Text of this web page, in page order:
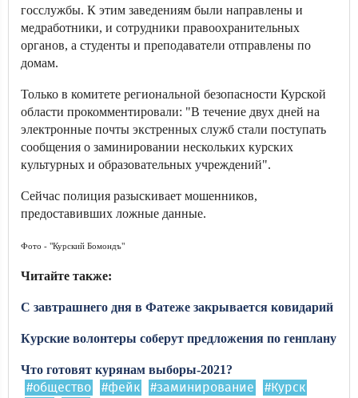
госслужбы. К этим заведениям были направлены и
медработники, и сотрудники правоохранительных
органов, а студенты и преподаватели отправлены по
домам.
Только в комитете региональной безопасности Курской
области прокомментировали: "В течение двух дней на
электронные почты экстренных служб стали поступать
сообщения о заминировании нескольких курских
культурных и образовательных учреждений".
Сейчас полиция разыскивает мошенников,
предоставивших ложные данные.
Фото - "Курский Бомондъ"
Читайте также:
С завтрашнего дня в Фатеже закрывается ковидарий
Курские волонтеры соберут предложения по генплану
Что готовят курянам выборы-2021?
#общество #фейк #заминирование
#Курск